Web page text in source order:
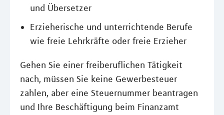
und Übersetzer
Erzieherische und unterrichtende Berufe
wie freie Lehrkräfte oder freie Erzieher
Gehen Sie einer freiberuflichen Tätigkeit
nach, müssen Sie keine Gewerbesteuer
zahlen, aber eine Steuernummer beantragen
und Ihre Beschäftigung beim Finanzamt